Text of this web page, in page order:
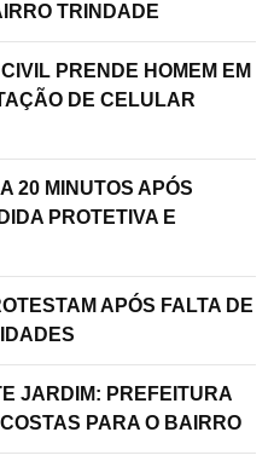
TRINDADE
PRENDE HOMEM EM
DE CELULAR
20 MINUTOS APÓS
PROTETIVA E
APÓS FALTA DE
JARDIM: PREFEITURA
PARA O BAIRRO